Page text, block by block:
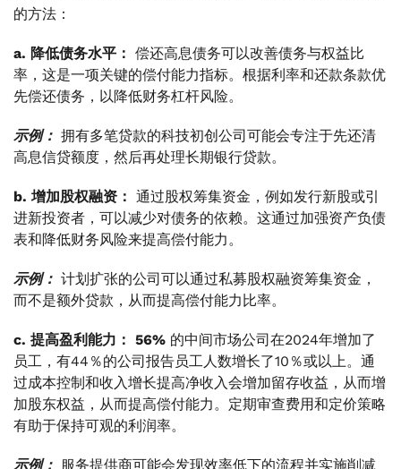
的方法：
a. 降低债务水平： 偿还高息债务可以改善债务与权益比
率，这是一项关键的偿付能力指标。根据利率和还款条款优
先偿还债务，以降低财务杠杆风险。
示例： 拥有多笔贷款的科技初创公司可能会专注于先还清
高息信贷额度，然后再处理长期银行贷款。
b. 增加股权融资： 通过股权筹集资金，例如发行新股或引
进新投资者，可以减少对债务的依赖。这通过加强资产负债
表和降低财务风险来提高偿付能力。
示例： 计划扩张的公司可以通过私募股权融资筹集资金，
而不是额外贷款，从而提高偿付能力比率。
c. 提高盈利能力： 56% 的中间市场公司在2024年增加了
员工，有44％的公司报告员工人数增长了10％或以上。通
过成本控制和收入增长提高净收入会增加留存收益，从而增
加股东权益，从而提高偿付能力。定期审查费用和定价策略
有助于保持可观的利润率。
示例： 服务提供商可能会发现效率低下的流程并实施削减